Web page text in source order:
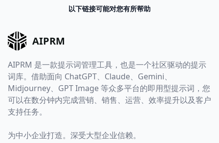
以下链接可能对您有所帮助
AIPRM
AIPRM 是一款提示词管理工具，也是一个社区驱动的提示
词库。借助面向 ChatGPT、Claude、Gemini、
Midjourney、GPT Image 等众多平台的即用型提示词，您
可以在数分钟内完成营销、销售、运营、效率提升以及客户
支持任务。
为中小企业打造。深受大型企业信赖。